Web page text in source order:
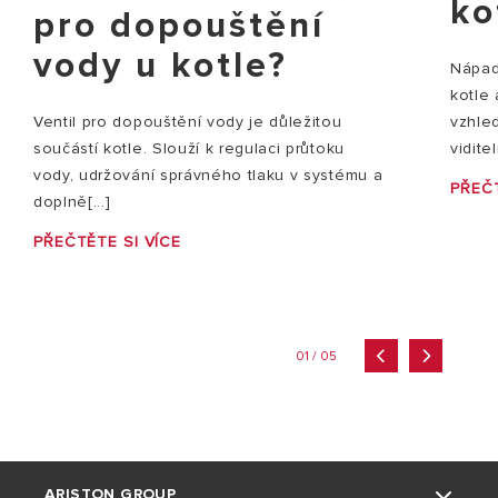
pro dopouštění
vody u kotle?
Ventil pro dopouštění vody je důležitou
součástí kotle. Slouží k regulaci průtoku
vody, udržování správného tlaku v systému a
doplně[...]
PŘEČTĚTE SI VÍCE
kotle
01 / 05
ARISTON GROUP